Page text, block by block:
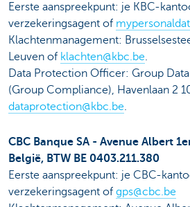
Eerste aanspreekpunt: je KBC-
verzekeringsagent of
Klachtenmanagement:
Leuven of klachten@kbc.be.
Data Protection Officer: Group
(Group Compliance), Havenlaan 2
dataprotection@kbc.be.
CBC Banque SA - Avenue Albert
België, BTW BE 0403.211.380
Eerste aanspreekpunt: je CBC-
verzekeringsagent of gps@cbc.be